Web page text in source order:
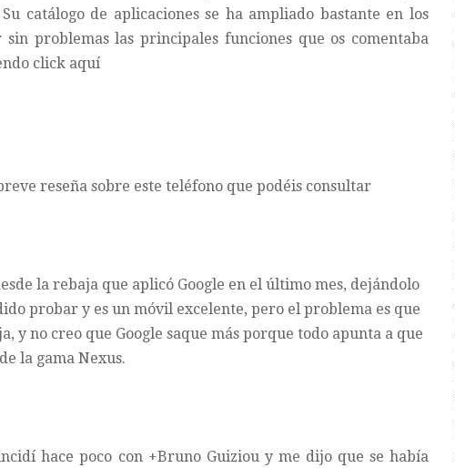
catálogo de aplicaciones se ha ampliado bastante en los
problemas las principales funciones que os comentaba
click aquí
reseña sobre este teléfono que podéis consultar
la rebaja que aplicó Google en el último mes, dejándolo
probar y es un móvil excelente, pero el problema es que
y no creo que Google saque más porque todo apunta a que
la gama Nexus.
hace poco con +Bruno Guiziouy me dijo que se había